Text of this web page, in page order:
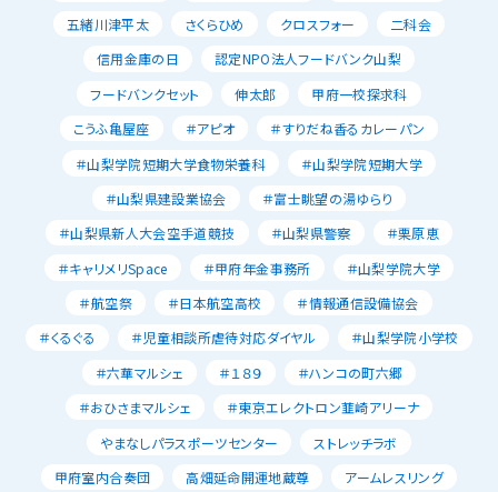
五緒川津平太
さくらひめ クロスフォー
二科会
信用金庫の日
認定NPO法人フードバンク山梨
フードバンクセット
伸太郎
甲府一校探求科
こうふ亀屋座
＃アピオ
＃すりだね香るカレーパン
＃山梨学院短期大学食物栄養科
＃山梨学院短期大学
＃山梨県建設業協会
＃富士眺望の湯ゆらり
＃山梨県新人大会空手道競技
＃山梨県警察
＃栗原恵
＃キャリメリSpace
＃甲府年金事務所
＃山梨学院大学
＃航空祭
＃日本航空高校
＃情報通信設備協会
＃くるぐる
＃児童相談所虐待対応ダイヤル
＃山梨学院小学校
＃六華マルシェ
＃１８９
＃ハンコの町六郷
＃おひさまマルシェ
＃東京エレクトロン韮崎アリーナ
やまなしパラスポーツセンター
ストレッチラボ
甲府室内合奏団
高畑延命開運地蔵尊
アームレスリング